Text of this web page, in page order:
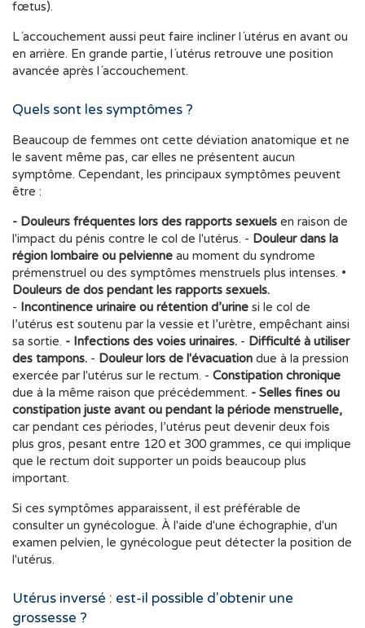
fœtus).
L´accouchement aussi peut faire incliner l´utérus en avant ou
en arrière. En grande partie, l´utérus retrouve une position
avancée après l´accouchement.
Quels sont les symptômes ?
Beaucoup de femmes ont cette déviation anatomique et ne
le savent même pas, car elles ne présentent aucun
symptôme. Cependant, les principaux symptômes peuvent
être :
- Douleurs fréquentes lors des rapports sexuels en raison de
l'impact du pénis contre le col de l'utérus. - Douleur dans la
région lombaire ou pelvienne au moment du syndrome
prémenstruel ou des symptômes menstruels plus intenses. •
Douleurs de dos pendant les rapports sexuels.
- Incontinence urinaire ou rétention d’urine si le col de
l’utérus est soutenu par la vessie et l’urètre, empêchant ainsi
sa sortie. - Infections des voies urinaires. - Difficulté à utiliser
des tampons. - Douleur lors de l'évacuation due à la pression
exercée par l'utérus sur le rectum. - Constipation chronique
due à la même raison que précédemment. - Selles fines ou
constipation juste avant ou pendant la période menstruelle,
car pendant ces périodes, l’utérus peut devenir deux fois
plus gros, pesant entre 120 et 300 grammes, ce qui implique
que le rectum doit supporter un poids beaucoup plus
important.
Si ces symptômes apparaissent, il est préférable de
consulter un gynécologue. À l'aide d'une échographie, d'un
examen pelvien, le gynécologue peut détecter la position de
l'utérus.
Utérus inversé : est-il possible d'obtenir une
grossesse ?